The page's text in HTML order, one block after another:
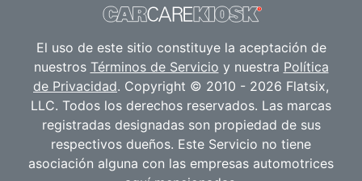
El uso de este sitio constituye la aceptación de
nuestros Términos de Servicio y nuestra Política
de Privacidad. Copyright © 2010 - 2026 Flatsix,
LLC. Todos los derechos reservados. Las marcas
registradas designadas son propiedad de sus
respectivos dueños. Este Servicio no tiene
asociación alguna con las empresas automotrices